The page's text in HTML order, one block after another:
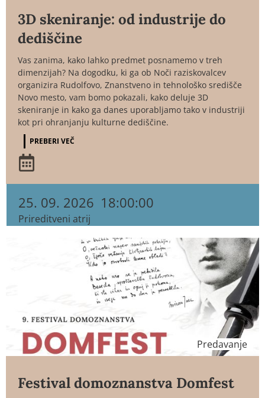
3D skeniranje: od industrije do
dediščine
Vas zanima, kako lahko predmet posnamemo v treh
dimenzijah? Na dogodku, ki ga ob Noči raziskovalcev
organizira Rudolfovo, Znanstveno in tehnološko središče
Novo mesto, vam bomo pokazali, kako deluje 3D
skeniranje in kako ga danes uporabljamo tako v industriji
kot pri ohranjanju kulturne dediščine.
PREBERI VEČ
25. 09. 2026 18:00:00
Prireditveni atrij
Predavanje
Festival domoznanstva Domfest